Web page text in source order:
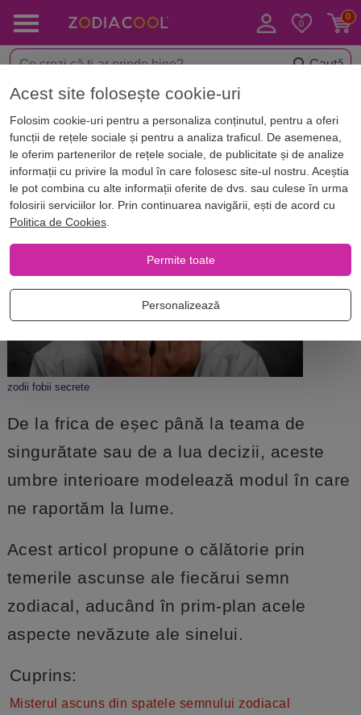
Caută
Acasă Blog Horoscop. Zodii
Descoperă care este cea mai mare
frică a ta. Secretul ți-a fost
descoperit!
zodii fobii secrete
De la frica de eșec până la teama de
singurătate sau de a lua decizii, aceste
umbre interioare modelează modul în care
ne raportăm la lume.
Acest articol propune o călătorie prin
temerile ascunse ale fiecărui semn
zodiacal, aducând în prim-plan acele
aspecte nevăzute ale sinelui.
Cuprins:
Misterul ascuns din spatele semnului zodiacal
Acest site folosește cookie-uri
Folosim cookie-uri pentru a personaliza conținutul, pentru a oferi
funcții de rețele sociale și pentru a analiza traficul. De asemenea,
le oferim partenerilor de rețele sociale, de publicitate și de analize
informații cu privire la modul în care folosesc site-ul nostru. Aceștia
le pot combina cu alte informații oferite de dvs. sau culese în urma
folosirii serviciilor lor. Prin continuarea navigării, ești de acord cu
Politica de Cookies.
Permite toate
Personalizează